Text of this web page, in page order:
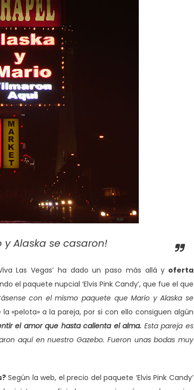
Alaska se casaron!
Las Vegas’ ha dado un paso más allá y oferta
el paquete nupcial ‘Elvis Pink Candy’, que fue el que
con el mismo paquete que Mario y Alaska se
«pelota» a la pareja, por si con ello consiguen algún
el amor que hasta calienta el alma. Esta pareja es
aquí en nuestro Gazebo. Fueron unas bodas muy
Según la web, el precio del paquete ‘Elvis Pink Candy’